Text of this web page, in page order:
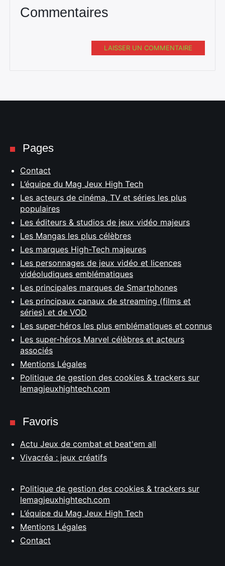
Commentaires
LAISSER UN COMMENTAIRE
Pages
Contact
L’équipe du Mag Jeux High Tech
Les acteurs de cinéma, TV et séries les plus
populaires
Les éditeurs & studios de jeux vidéo majeurs
Les Mangas les plus célèbres
Les marques High-Tech majeures
Les personnages de jeux vidéo et licences
vidéoludiques emblématiques
Les principales marques de Smartphones
Les principaux canaux de streaming (films et
séries) et de VOD
Les super-héros les plus emblématiques et connus
Les super-héros Marvel célèbres et acteurs
associés
Mentions Légales
Politique de gestion des cookies & trackers sur
lemagjeuxhightech.com
Favoris
Actu Jeux de combat et beat'em all
Vivacréa : jeux créatifs
Politique de gestion des cookies & trackers sur
lemagjeuxhightech.com
L’équipe du Mag Jeux High Tech
Mentions Légales
Contact